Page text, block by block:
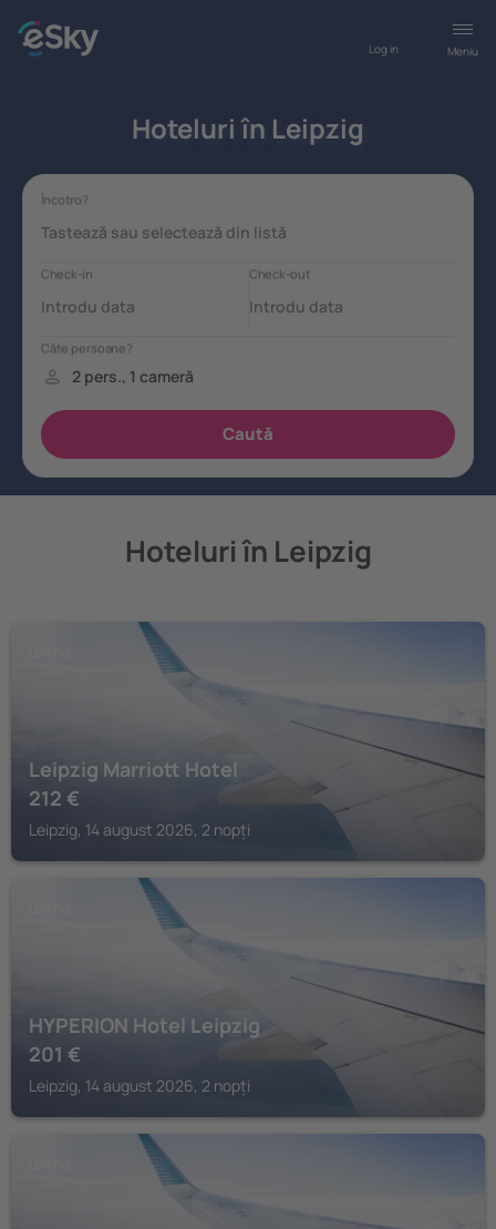
Meniu
Log in
Hoteluri în Leipzig
Hoteluri în Leipzig
Leipzig Marriott Hotel
212 €
Leipzig, 14 august 2026, 2 nopți
HYPERION Hotel Leipzig
201 €
Leipzig, 14 august 2026, 2 nopți